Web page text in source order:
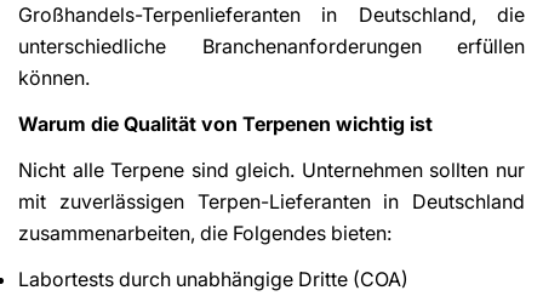
Großhandels-Terpenlieferanten in Deutschland, die
unterschiedliche Branchenanforderungen erfüllen
können.
Warum die Qualität von Terpenen wichtig ist
Nicht alle Terpene sind gleich. Unternehmen sollten nur
mit zuverlässigen Terpen-Lieferanten in Deutschland
zusammenarbeiten, die Folgendes bieten:
Labortests durch unabhängige Dritte (COA)